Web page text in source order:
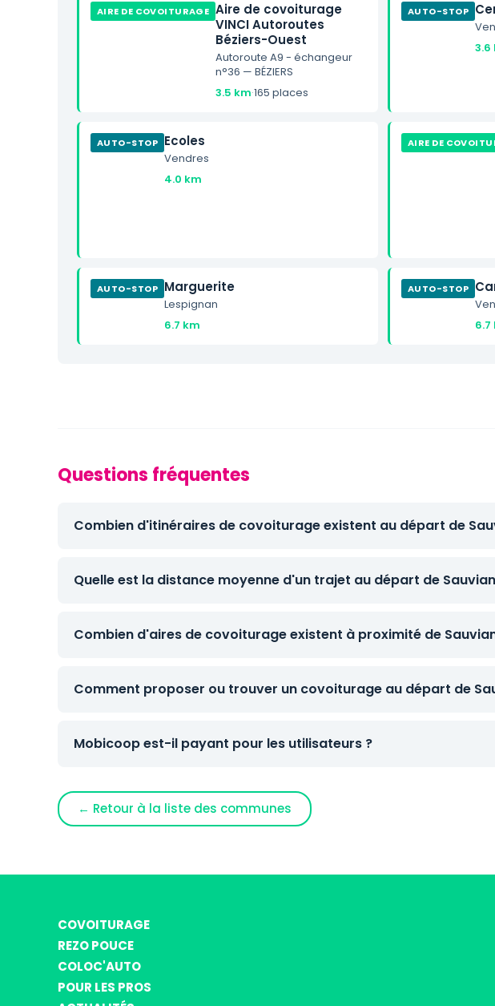
AIRE DE COVOITURAGE Aire de covoiturage
VINCI Autoroutes
Béziers-Ouest
Autoroute A9 - échangeur
n°36 — BÉZIERS
3.5 km·165 places
AUTO-STOP
3.6
AUTO-STOP Ecoles
Vendres
4.0 km
AIRE DE
AUTO-STOP Marguerite
Lespignan
6.7 km
AUTO-STOP
6.7
Questions fréquentes
Combien d'itinéraires de covoiturage existent au départ de
Quelle est la distance moyenne d'un trajet au départ de
Combien d'aires de covoiturage existent à proximité de
Comment proposer ou trouver un covoiturage au départ de
Mobicoop est-il payant pour les utilisateurs ?
← Retour à la liste des communes
COVOITURAGE
REZO POUCE
COLOC'AUTO
POUR LES PROS